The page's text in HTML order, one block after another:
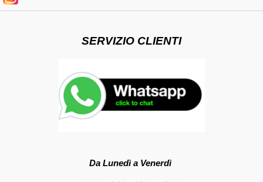
SERVIZIO CLIENTI
Da Lunedì a Venerdì